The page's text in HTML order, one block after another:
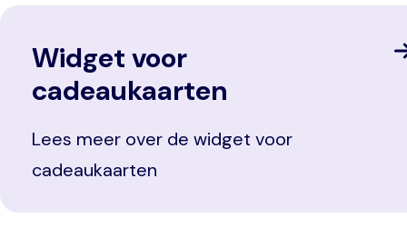
Widget voor
cadeaukaarten
Lees meer over de widget voor
cadeaukaarten